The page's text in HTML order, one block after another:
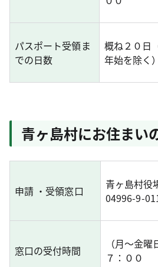
パスポート受領ま
での日数
概ね２０日
年始を除く）
青ヶ島村にお住まい
申請 ・受領窓口
青ヶ島村役
04996-9-
窓口の受付時間
（月～金
７：００